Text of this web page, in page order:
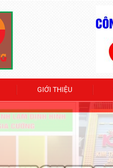
GIỚI THIỆU